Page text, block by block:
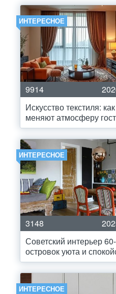
ИНТЕРЕСНОЕ
9914
Искусство текстиля:
меняют атмосферу
ИНТЕРЕСНОЕ
3148
Советский интерьер
островок уюта и
ИНТЕРЕСНОЕ